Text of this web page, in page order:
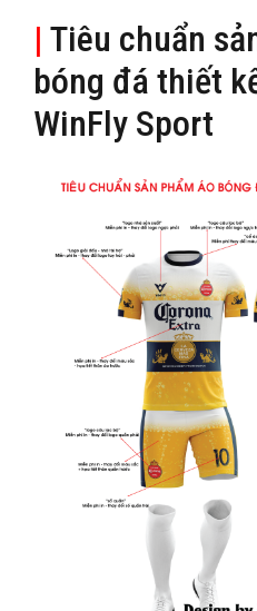
| Tiêu chuẩn
bóng đá thiết
WinFly Sport